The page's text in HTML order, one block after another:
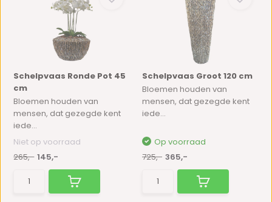
Schelpvaas Ronde Pot 45
cm
Bloemen houden van
mensen, dat gezegde kent
iede...
Niet op voorraad
265,- 145,-
Schelpvaas Groot 120 cm
Bloemen houden van
mensen, dat gezegde kent
iede...
Op voorraad
725,- 365,-